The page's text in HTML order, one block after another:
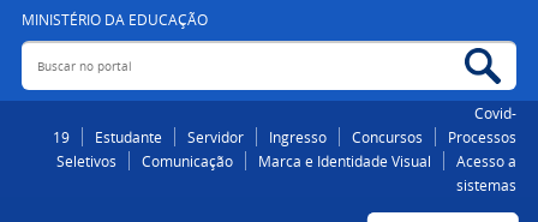
MINISTÉRIO DA EDUCAÇÃO
Buscar no portal
Covid-
19
Estudante Servidor Ingresso Concursos
Processos
Seletivos
Comunicação Marca e Identidade Visual
Acesso a
sistemas